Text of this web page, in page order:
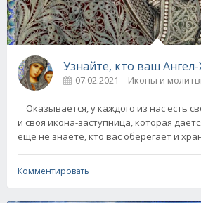
Узнайте, кто ваш
07.02.2021 Иконы и
Оказывается, у каждого из нас есть
и своя икона-заступница, которая
еще не знаете, кто вас оберегает и
Комментировать